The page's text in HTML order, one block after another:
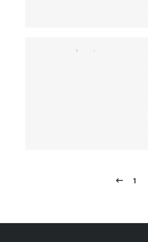
1